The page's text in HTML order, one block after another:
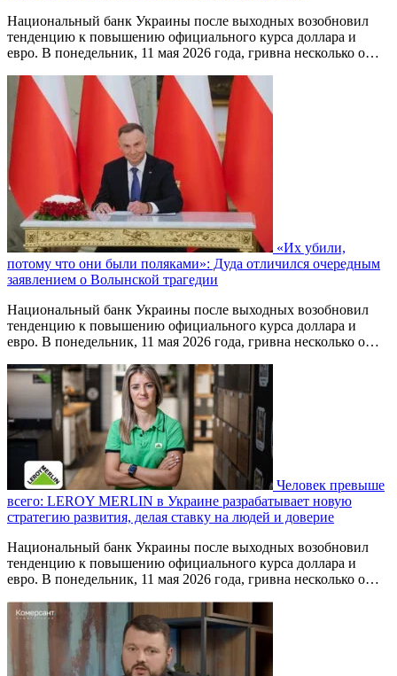
Национальный банк Украины после выходных возобновил
тенденцию к повышению официального курса доллара и
евро. В понедельник, 11 мая 2026 года, гривна несколько о…
«Их убили,
потому что они были поляками»: Дуда отличился очередным
заявлением о Волынской трагедии
Национальный банк Украины после выходных возобновил
тенденцию к повышению официального курса доллара и
евро. В понедельник, 11 мая 2026 года, гривна несколько о…
Человек превыше
всего: LEROY MERLIN в Украине разрабатывает новую
стратегию развития, делая ставку на людей и доверие
Национальный банк Украины после выходных возобновил
тенденцию к повышению официального курса доллара и
евро. В понедельник, 11 мая 2026 года, гривна несколько о…